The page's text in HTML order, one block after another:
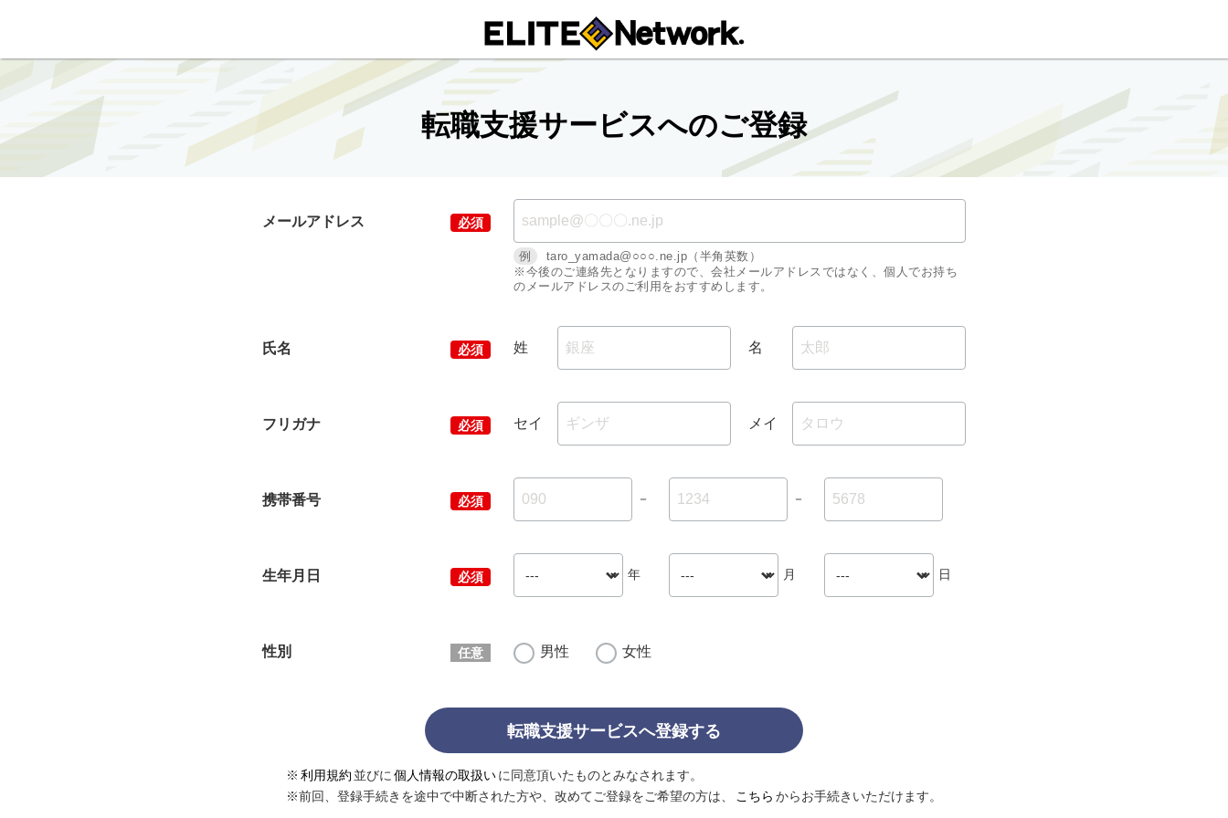
転職支援サービスへのご登録
メールアドレス
例
taro_yamada@○○○.ne.jp（半角英数）
※今後のご連絡先となりますので、会社メールアドレスではなく、個人でお持ち
のメールアドレスのご利用をおすすめします。
氏名 姓 名
フリガナ セイ メイ
携帯番号 － －
生年月日 年 月 日
性別 男性 女性
転職支援サービスへ登録する
※ 利用規約 並びに 個人情報の取扱いに同意頂いたものとみなされます。
※前回、登録手続きを途中で中断された方や、改めてご登録をご希望の方は、
こちら からお手続きいただけます。